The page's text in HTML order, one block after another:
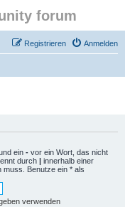
forum
Anmelden
Registrieren
ein - vor ein Wort, das nicht
durch | innerhalb einer
muss. Benutze ein * als
verwenden